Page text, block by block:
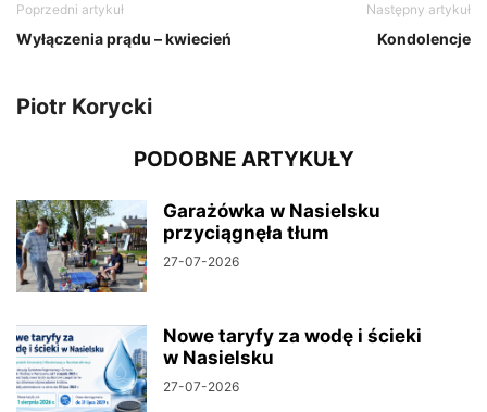
Poprzedni artykuł
Wyłączenia prądu – kwiecień
Następny artykuł
Kondolencje
Piotr Korycki
PODOBNE ARTYKUŁY
Garażówka w Nasielsku
przyciągnęła tłum
27-07-2026
Nowe taryfy za wodę i ścieki
w Nasielsku
27-07-2026